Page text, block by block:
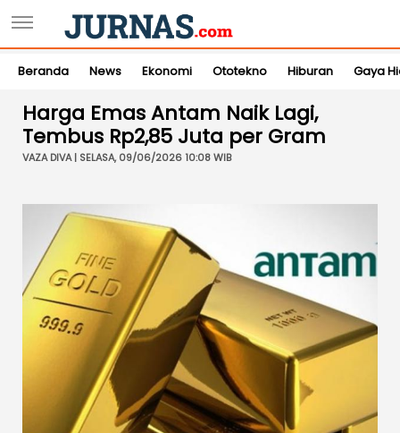
Beranda News Ekonomi Ototekno Hiburan Gaya
Harga Emas Antam Naik Lagi,
Tembus Rp2,85 Juta per Gram
VAZA DIVA | SELASA, 09/06/2026 10:08 WIB